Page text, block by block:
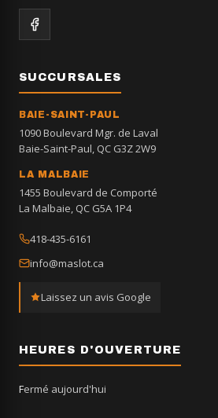
SUCCURSALES
BAIE-SAINT-PAUL
1090 Boulevard Mgr. de Laval
Baie-Saint-Paul, QC G3Z 2W9
LA MALBAIE
1455 Boulevard de Comporté
La Malbaie, QC G5A 1P4
418-435-6161
info@maslot.ca
Laissez un avis Google
HEURES D'OUVERTURE
Fermé aujourd'hui